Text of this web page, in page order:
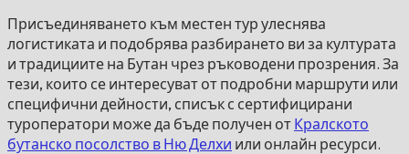
Присъединяването към местен тур улеснява
логистиката и подобрява разбирането ви за културата
и традициите на Бутан чрез ръководени прозрения. За
тези, които се интересуват от подробни маршрути или
специфични дейности, списък с сертифицирани
туроператори може да бъде получен от Кралското
бутанско посолство в Ню Делхи или онлайн ресурси.